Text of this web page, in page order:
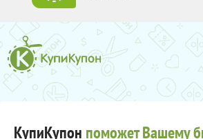
КупиКупон поможет Вашему